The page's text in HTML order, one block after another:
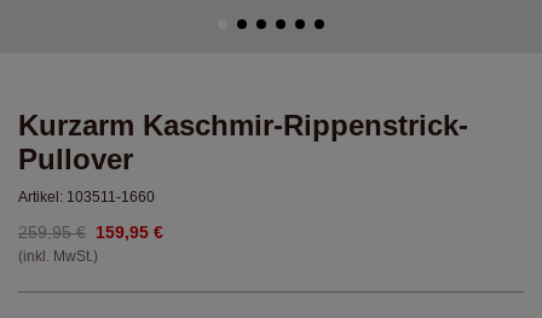
Kurzarm Kaschmir-Rippenstrick-
Pullover
Artikel: 103511-1660
259,95 € 159,95 €
(inkl. MwSt.)